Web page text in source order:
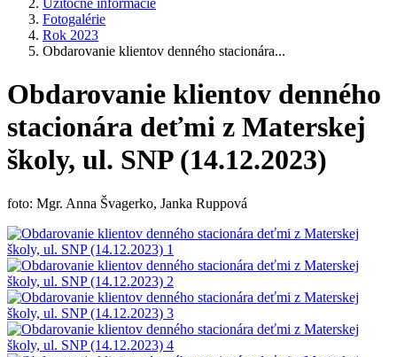
Užitočné informácie
Fotogalérie
Rok 2023
Obdarovanie klientov denného stacionára...
Obdarovanie klientov denného
stacionára deťmi z Materskej
školy, ul. SNP (14.12.2023)
foto: Mgr. Anna Švagerko, Janka Ruppová